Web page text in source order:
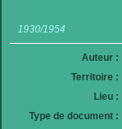
1930/1954
Auteur :
Territoire :
Lieu :
Type de document :